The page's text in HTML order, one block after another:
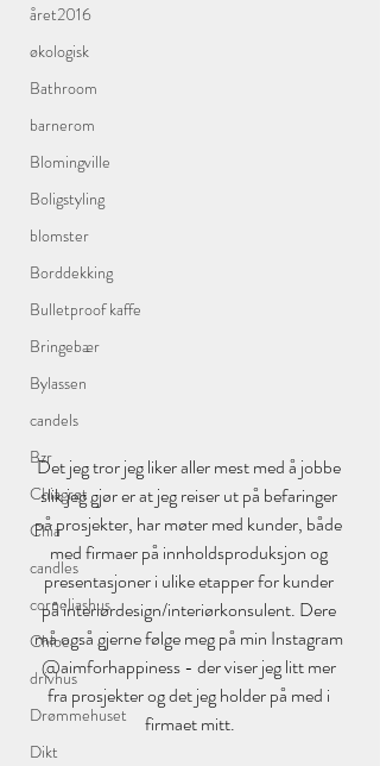
året2016
økologisk
Bathroom
barnerom
Blomingville
Boligstyling
blomster
Borddekking
Bulletproof kaffe
Bringebær
Bylassen
candels
Bzr
Chiagrøt
Chia
candles
corneliashus
Chloe
drivhus
Drømmehuset
Dikt
Det jeg tror jeg liker aller mest med å jobbe
slik jeg gjør er at jeg reiser ut på befaringer
på prosjekter, har møter med kunder, både
med firmaer på innholdsproduksjon og
presentasjoner i ulike etapper for kunder
på interiørdesign/interiørkonsulent. Dere
må også gjerne følge meg på min Instagram
@aimforhappiness - der viser jeg litt mer
fra prosjekter og det jeg holder på med i
firmaet mitt.